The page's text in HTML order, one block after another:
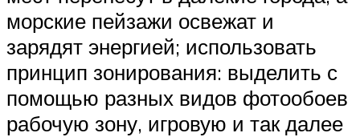
морские пейзажи освежат и
зарядят энергией; использовать
принцип зонирования: выделить с
помощью разных видов фотообоев
рабочую зону, игровую и так далее